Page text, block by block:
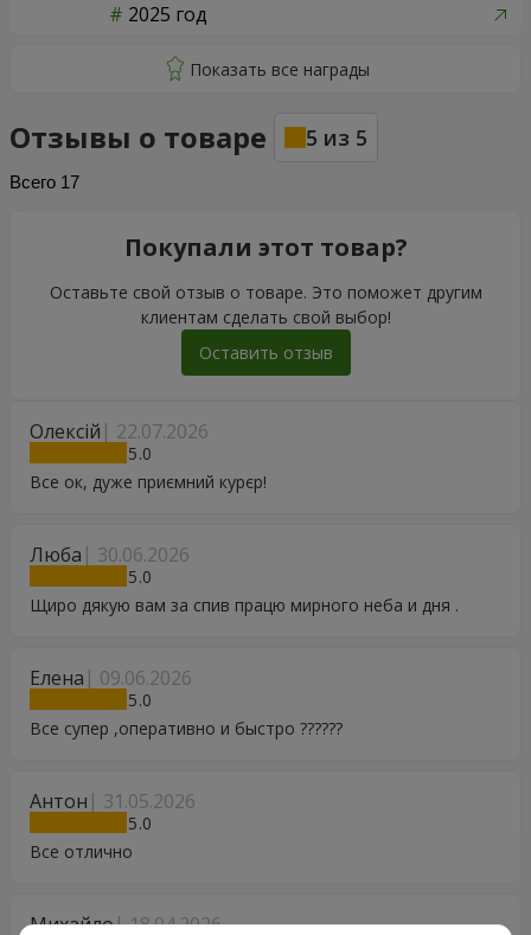
2025 год
Отзывы о товаре 5 из 5
Всего 17
Олексій 22.07.2026
5
Все ок, дуже приємний курєр!
Люба 30.06.2026
5
Щиро дякую вам за спив працю мирного неба и дня .
Елена 09.06.2026
5
Все супер ,оперативно и быстро ??????
Антон 31.05.2026
5
Все отлично
Михайло 18.04.2026
Покупали этот товар?
Оставьте свой отзыв о товаре. Это поможет другим
клиентам сделать свой выбор!
Оставить отзыв